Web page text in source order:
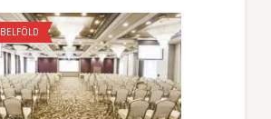
BELFÖLD